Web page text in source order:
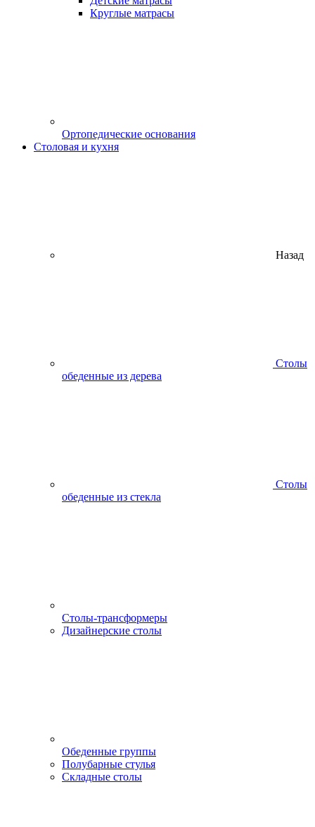
Круглые матрасы
Ортопедические основания
Столовая и кухня
Назад
Столы
обеденные из дерева
Столы
обеденные из стекла
Столы-трансформеры
Дизайнерские столы
Обеденные группы
Полубарные стулья
Складные столы